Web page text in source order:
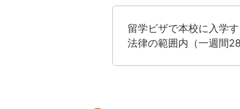
留学ビザで本校に入学
法律の範囲内（一週間